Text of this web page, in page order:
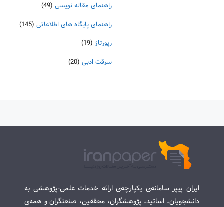
راهنمای مقاله نویسی (49)
راهنمای پایگاه های اطلاعاتی (145)
رپورتاژ (19)
سرقت ادبی (20)
ایران پیپر سامانه‌ی یکپارچه‌ی ارائه خدمات علمی-پژوهشی به
دانشجویان، اساتید، پژوهشگران، محققین، صنعتگران و همه‌ی